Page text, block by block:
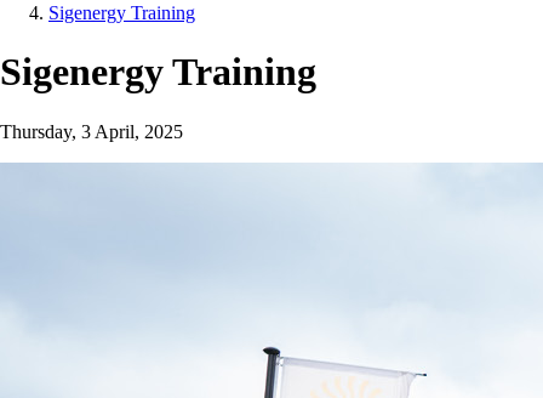
Sigenergy Training
Sigenergy Training
Thursday, 3 April, 2025